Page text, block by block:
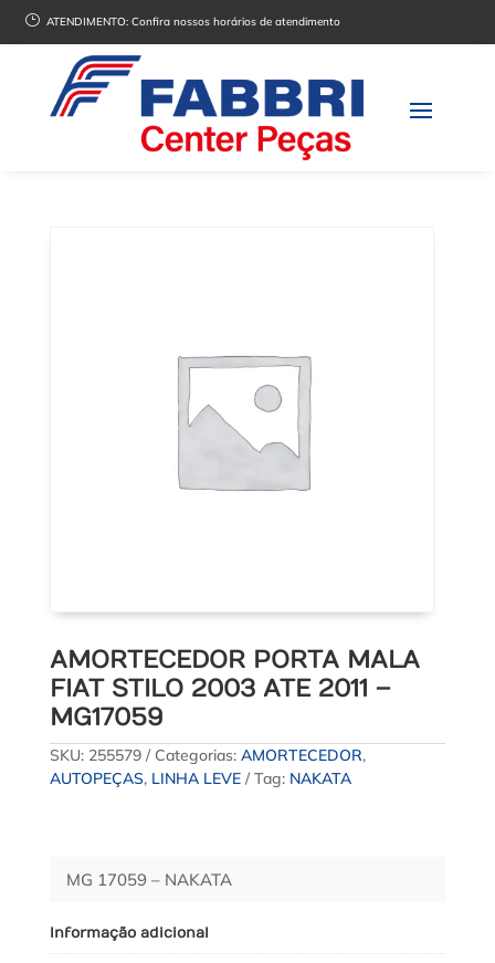
} ATENDIMENTO:Confira nossos horários de atendimento
AMORTECEDOR PORTA MALA
FIAT STILO 2003 ATE 2011 –
MG17059
SKU: 255579 Categorias: AMORTECEDOR,
AUTOPEÇAS, LINHA LEVE Tag: NAKATA
MG 17059 – NAKATA
Informação adicional